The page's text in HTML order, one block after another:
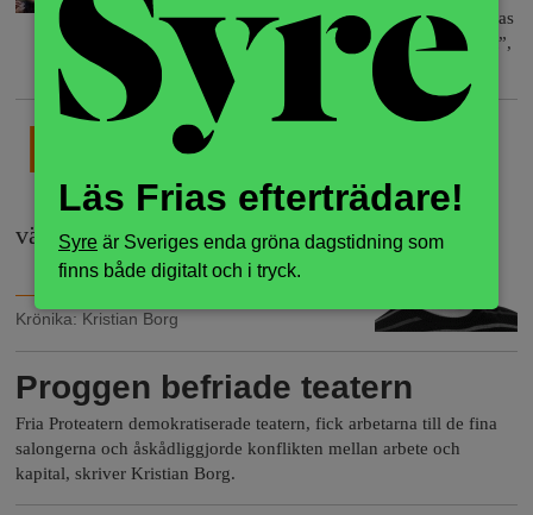
Läs Frias efterträdare!
Syre är Sveriges enda gröna dagstidning som
finns både digitalt och i tryck.
övningen Aurora 17 i september. ”Hoppas
vi ses som en trygghet snarare än ett hot”,
säger Försvarsmakten.
De nya stadsaktivisterna
estetiska och kulturhistoriska
värden.
Krönika: Kristian Borg
Proggen befriade teatern
Fria Proteatern demokratiserade teatern, fick arbetarna till de fina
salongerna och åskådliggjorde konflikten mellan arbete och
kapital, skriver Kristian Borg.